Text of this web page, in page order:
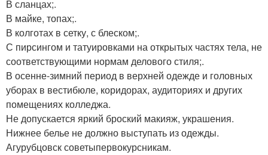
В сланцах;.
В майке, топах;.
В колготах в сетку, с блеском;.
С пирсингом и татуировками на открытых частях тела, не
соответствующими нормам делового стиля;.
В осенне-зимний период в верхней одежде и головных
уборах в вестибюле, коридорах, аудиториях и других
помещениях колледжа.
Не допускается яркий броский макияж, украшения.
Нижнее белье не должно выступать из одежды.
Агурубцовск советыпервокурсникам.